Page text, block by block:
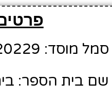
סמל מוסד: 10620229
שם בית הספר: